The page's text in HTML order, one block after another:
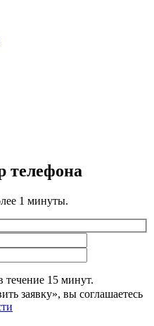
телефона
1 минуты.
течение 15 минут.
заявку», вы соглашаетесь